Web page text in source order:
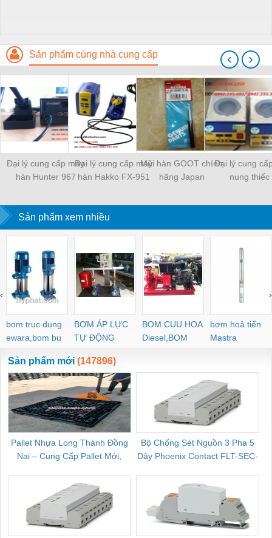
Sản phẩm cùng nhà cung cấp
Đại lý cung cấp máy
hàn Hunter 967
Đại lý cung cấp máy
hàn Hakko FX-951
Mũi hàn GOOT chính
hãng Japan
Đại lý cung
nung thiếc
‹ ›
Sản phẩm xem nhiều
bom truc dung
ewara,bom bu
ewara
BƠM ÁP LỰC
TỰ ĐỘNG
BOM CUU HOA
Diesel,BOM
CHUA CHAY
bơm hoả tiển
Mastra
‹ ›
Sản phẩm mới (147896)
Pallet Nhựa Long Thành Đồng
Nai – Cung Cấp Pallet Mới,
Bộ Chống Sét Nguồn 3 Pha 5
Dây Phoenix Contact FLT-SEC-